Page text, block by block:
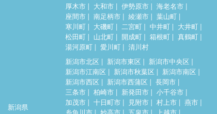
厚木市
大和市 伊勢原市
海老名市
座間市
南足柄市 綾瀬市
葉山町
寒川町
大磯町 二宮町 中井町
大井町
松田町
山北町 開成町 箱根町
真鶴町
湯河原町
愛川町 清川村
新潟県
新潟市北区 新潟市東区
新潟市中央区
新潟市江南区
新潟市秋葉区
新潟市南区
新潟市西区
新潟市西蒲区
長岡市
三条市
柏崎市 新発田市
小千谷市
加茂市
十日町市 見附市 村上市
燕市
糸魚川市
妙高市 五泉市
上越市